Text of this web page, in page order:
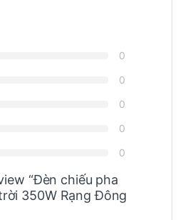
0
0
0
0
0
“Đèn chiếu pha
350W Rạng Đông